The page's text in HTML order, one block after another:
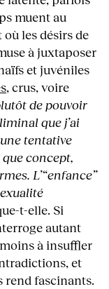
muent au
les désirs de
à juxtaposer
et juvéniles
, crus, voire
de pouvoir
que j’ai
tentative
concept,
L’“enfance”
t-elle. Si
autant
à insuffler
et
rend fascinants.